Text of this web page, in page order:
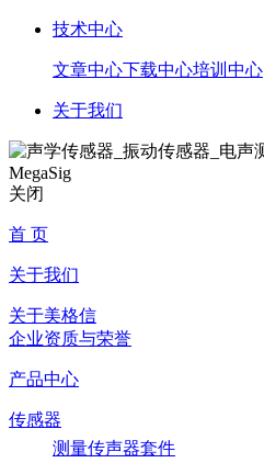
技术中心
文章中心下载中心培训中心
关于我们
关闭
首 页
关于我们
关于美格信
企业资质与荣誉
产品中心
传感器
测量传声器套件